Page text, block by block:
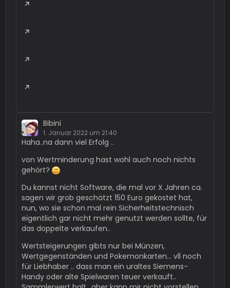
Bibini
1. Januar 2022 um 21:40
Haha..na dann viel Erfolg ..
von Wertminderung hast wohl auch noch nichts
gehört?
Du kannst nicht Software, die mal vor X Jahren ca.
sagen wir grob geschätzt 150 Euro gekostet hat,
nun, wo sie schon mal rein Sicherheitstechnisch
eigentlich gar nicht mehr genutzt werden sollte, für
das doppelte verkaufen..
Wertsteigerungen gibts nur bei Münzen,
Wertgegenständen und Pokemonkarten... vll noch
für Liebhaber .. dass man ein uraltes Siemens-
Handy oder alte Spielwaren teuer verkauft..